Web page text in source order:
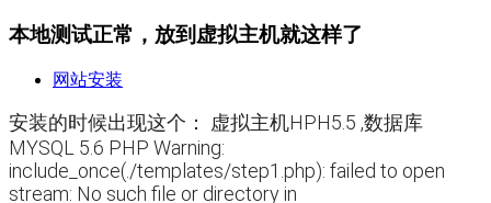
本地测试正常，放到虚拟主机就这样了
网站安装
安装的时候出现这个： 虚拟主机HPH5.5 ,数据库
MYSQL 5.6 PHP Warning:
include_once(./templates/step1.php): failed to open
stream: No such file or directory in